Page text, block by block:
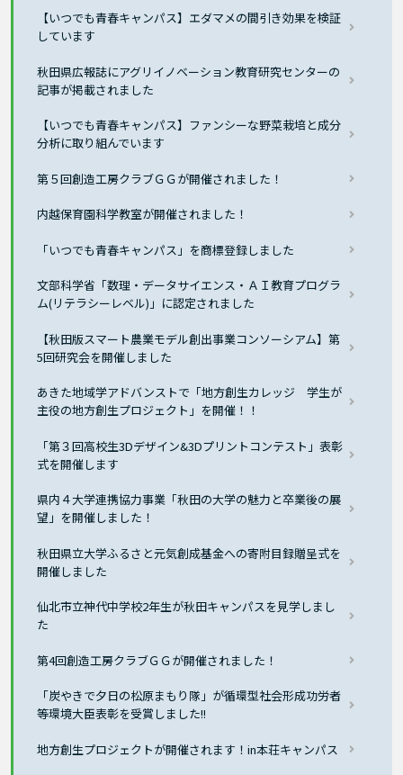
【いつでも青春キャンパス】エダマメの間引き効果を検証
しています
秋田県広報誌にアグリイノベーション教育研究センターの
記事が掲載されました
【いつでも青春キャンパス】ファンシーな野菜栽培と成分
分析に取り組んでいます
第５回創造工房クラブＧＧが開催されました！
内越保育園科学教室が開催されました！
「いつでも青春キャンパス」を商標登録しました
文部科学省「数理・データサイエンス・ＡＩ教育プログラ
ム(リテラシーレベル)」に認定されました
【秋田版スマート農業モデル創出事業コンソーシアム】第
5回研究会を開催しました
あきた地域学アドバンストで「地方創生カレッジ 学生が
主役の地方創生プロジェクト」を開催！！
「第３回高校生3Dデザイン&3Dプリントコンテスト」表彰
式を開催します
県内４大学連携協力事業「秋田の大学の魅力と卒業後の展
望」を開催しました！
秋田県立大学ふるさと元気創成基金への寄附目録贈呈式を
開催しました
仙北市立神代中学校2年生が秋田キャンパスを見学しまし
た
第4回創造工房クラブＧＧが開催されました！
「炭やきで夕日の松原まもり隊」が循環型社会形成功労者
等環境大臣表彰を受賞しました!!
地方創生プロジェクトが開催されます！in本荘キャンパス